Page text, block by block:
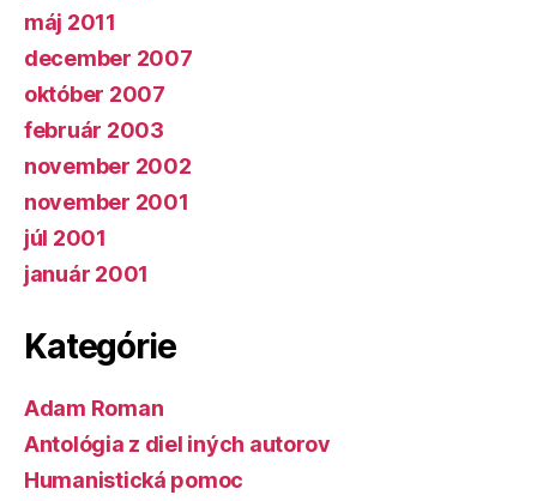
máj 2011
december 2007
október 2007
február 2003
november 2002
november 2001
júl 2001
január 2001
Kategórie
Adam Roman
Antológia z diel iných autorov
Humanistická pomoc